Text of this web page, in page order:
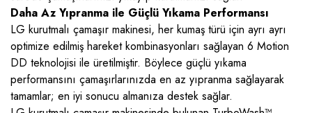
Daha Az Yıpranma ile Güçlü Yıkama Performansı
LG kurutmalı çamaşır makinesi, her kumaş türü için ayrı ayrı
optimize edilmiş hareket kombinasyonları sağlayan 6 Motion
DD teknolojisi ile üretilmiştir. Böylece güçlü yıkama
performansını çamaşırlarınızda en az yıpranma sağlayarak
tamamlar; en iyi sonucu almanıza destek sağlar.